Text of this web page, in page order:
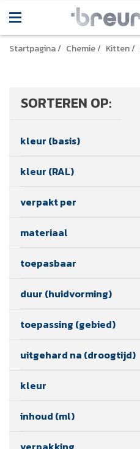
Startpagina/ Chemie/ Kitten/
SORTEREN OP:
kleur (basis)
kleur (RAL)
verpakt per
materiaal
toepasbaar
duur (huidvorming)
toepassing (gebied)
uitgehard na (droogtijd)
kleur
inhoud (ml)